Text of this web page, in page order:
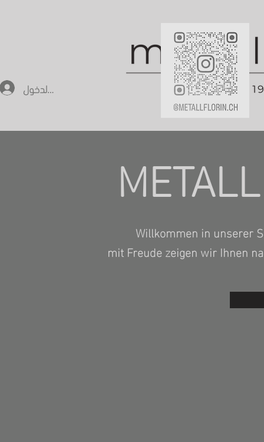
تسجيل الدخول
Willkommen in unserer
mit Freude zeigen wir Ihnen